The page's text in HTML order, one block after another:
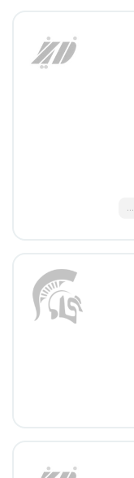
...